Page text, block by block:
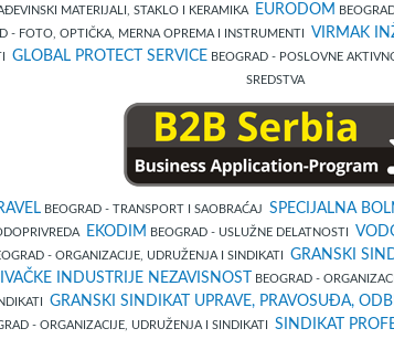
MATERIJALI, STAKLO I KERAMIKA EURODOM
- FOTO, OPTIČKA, MERNA OPREMA I INSTRUMENTI VIRMAK
GLOBAL PROTECT SERVICE BEOGRAD - POSLOVNE
SREDSTVA
BEOGRAD - TRANSPORT I SAOBRAĆAJ SPECIJALNA
EKODIM BEOGRAD - USLUŽNE DELATNOSTI
- ORGANIZACIJE, UDRUŽENJA I SINDIKATI GRANSKI
INDUSTRIJE NEZAVISNOST BEOGRAD -
GRANSKI SINDIKAT UPRAVE, PRAVOSUĐA,
- ORGANIZACIJE, UDRUŽENJA I SINDIKATI SINDIKAT